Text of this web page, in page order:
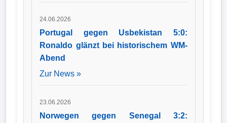
24.06.2026
Portugal gegen Usbekistan 5:0:
Ronaldo glänzt bei historischem WM-
Abend
Zur News »
23.06.2026
Norwegen gegen Senegal 3:2: